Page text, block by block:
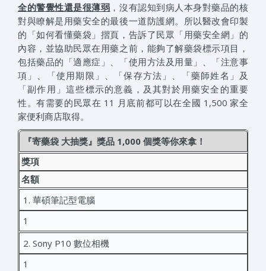
全的警覺性還是很薄弱 ，沒有認知到病人本身對藥品的核
對與瞭解是用藥安全的最後一道防護網。所以醫改會印製
的「如何看懂藥袋」摺頁，告訴了民眾「用藥安全網」的
內容，並協助民眾在用藥之前，能夠了解藥袋標示項目，
包括藥品的「適應症」、「使用方法及用量」、「注意事
項」、「使用期限」、「保存方法」、「藥師姓名」及
「副作用」這些標示的意義，及其對於用藥安全的重要
性。有需要的民眾在 11 月底前都可以在全國 1,500 家全
家便利商店取得。
『寄藥袋 大抽獎』獎品 1,000 個獎等你來拿！
獎項
名額
1. 華碩筆記型電腦
1
2. Sony P10 數位相機
1